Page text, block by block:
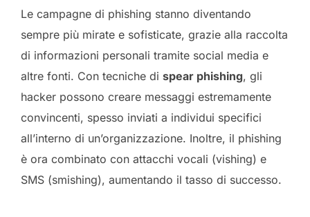
Le campagne di phishing stanno diventando
sempre più mirate e sofisticate, grazie alla raccolta
di informazioni personali tramite social media e
altre fonti. Con tecniche di spear phishing, gli
hacker possono creare messaggi estremamente
convincenti, spesso inviati a individui specifici
all’interno di un’organizzazione. Inoltre, il phishing
è ora combinato con attacchi vocali (vishing) e
SMS (smishing), aumentando il tasso di successo.